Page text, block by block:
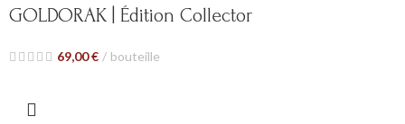
GOLDORAK | Édition Collector
69,00€ bouteille